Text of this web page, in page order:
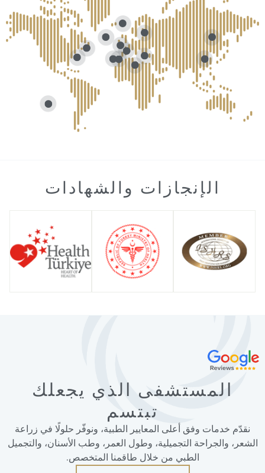
الإنجازات والشهادات
المستشفى الذي يجعلك
تبتسم
نقدّم خدمات وفق أعلى المعايير الطبية، ونوفّر حلولًا في زراعة
الشعر، والجراحة التجميلية، وطول العمر، وطب الأسنان، والتجميل
الطبي من خلال طاقمنا المتخصص.